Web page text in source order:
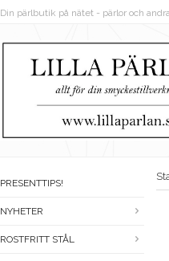
Din pärlbutik på nätet - pärlor och
PRESENTTIPS!
NYHETER
ROSTFRITT STÅL